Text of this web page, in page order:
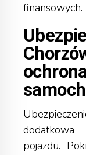
finansowych.
dodatkowa
pojazdu.